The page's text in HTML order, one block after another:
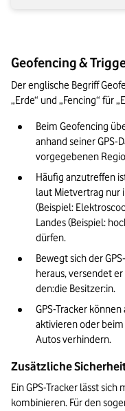
Geofencing &
Der englische Begriff
„Erde“ und „Fencing“ für
Beim Geofencing
anhand seiner GPS-
vorgegebenen
Häufig anzutreffen
laut Mietvertrag nur
(Beispiel:
Landes (Beispiel:
dürfen.
Bewegt sich der
heraus, versendet
den:die Besitzer:in.
GPS-Tracker
aktivieren oder
Autos verhindern.
Zusätzliche
Ein GPS-Tracker lässt
kombinieren. Für den